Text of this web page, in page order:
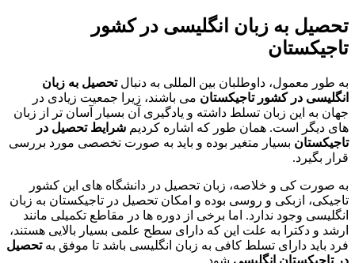
تحصیل به زبان انگلیسی در کشور
تاجیکستان
به طور معمول، داوطلبان بین المللی به دنبالتحصیل به زبان
انگلیسی در کشور تاجیکستان می باشند، زیرا جمعیت زیادی در
جهان به این زبان تسلط داشته و یادگیری آن بسیار آسان تر از زبان
های دیگر است. همان طور که اشاره کردیم شرایط تحصیل در
تاجیکستان بسیار متغیر بوده و باید به صورت تخصصی مورد بررسی
قرار بگیرد.
به صورت کی و خلاصه، زبان تحصیل در دانشگاه های این کشور
تاجیکی، ازبکی و روسی بوده و امکان تحصیل در تاجیکستان به زبان
انگلیسی وجود ندارد. اما برخی از دوره ها در مقاطع تکمیلی مانند
ارشد و دکترا به علت این که دارای سطح علمی بسیار بالایی هستند،
فرد باید دارای تسلط کافی به زبان انگلیسی باشد تا موفق بهتحصیل
در تاجیکستان انگلیسی شود.